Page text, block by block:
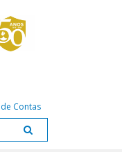
Contas